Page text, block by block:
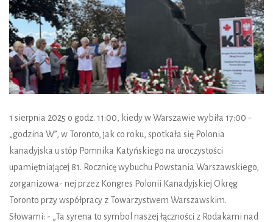
1 sierpnia 2025 o godz. 11:00, kiedy w Warszawie wybiła 17:00 -
„godzina W”, w Toronto, jak co roku, spotkała się Polonia
kanadyjska u stóp Pomnika Katyńskiego na uroczystości
upamiętniającej 81. Rocznicę wybuchu Powstania Warszawskiego,
zorganizowa- nej przez Kongres Polonii Kanadyjskiej Okręg
Toronto przy współpracy z Towarzystwem Warszawskim.
Słowami: - „Ta syrena to symbol naszej łączności z Rodakami nad